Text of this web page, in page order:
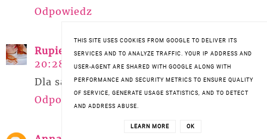
Odpowiedz
Rupieciarnia drobiazgów 7 sierpnia 2019
20:28
Dla samego peelingu warto :D
Odpowiedz
THIS SITE USES COOKIES FROM GOOGLE TO DELIVER ITS
SERVICES AND TO ANALYZE TRAFFIC. YOUR IP ADDRESS AND
USER-AGENT ARE SHARED WITH GOOGLE ALONG WITH
PERFORMANCE AND SECURITY METRICS TO ENSURE QUALITY
OF SERVICE, GENERATE USAGE STATISTICS, AND TO DETECT
AND ADDRESS ABUSE.
LEARN MORE OK